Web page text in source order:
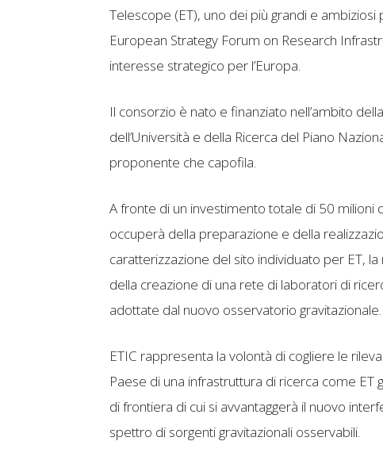
Telescope (ET), uno dei più grandi e
European Strategy Forum on Research
interesse strategico per l’Europa.
Il consorzio è nato e finanziato nell’ambito
dell’Università e della Ricerca del Piano
proponente che capofila.
A fronte di un investimento totale di 50 milioni
occuperà della preparazione e della
caratterizzazione del sito individuato per ET,
della creazione di una rete di laboratori di
adottate dal nuovo osservatorio gravitazionale.
ETIC rappresenta la volontà di cogliere le
Paese di una infrastruttura di ricerca come
di frontiera di cui si avvantaggerà il nuovo
spettro di sorgenti gravitazionali osservabili.